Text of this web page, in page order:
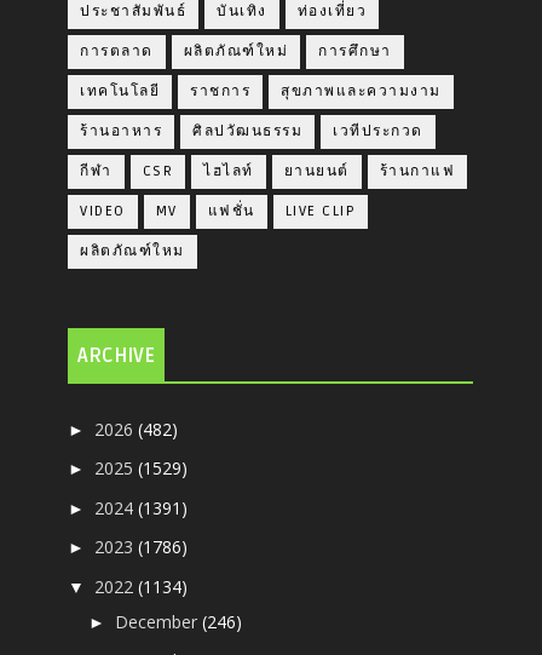
ประชาสัมพันธ์ บันเทิง ท่องเที่ยว
การตลาด ผลิตภัณฑ์ใหม่ การศึกษา
เทคโนโลยี ราชการ สุขภาพและความงาม
ร้านอาหาร ศิลปวัฒนธรรม เวทีประกวด
กีฬา CSR ไฮไลท์ ยานยนต์ ร้านกาแฟ
VIDEO MV แฟชั่น LIVE CLIP
ผลิตภัณฑ์ใหม
ARCHIVE
► 2026(482)
► 2025(1529)
► 2024(1391)
► 2023(1786)
▼ 2022(1134)
► December(246)